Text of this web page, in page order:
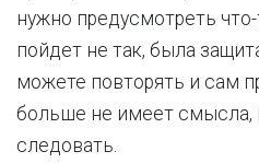
нужно предусмотреть
пойдет не так, была
можете повторять и сам
больше не имеет смысла,
следовать.